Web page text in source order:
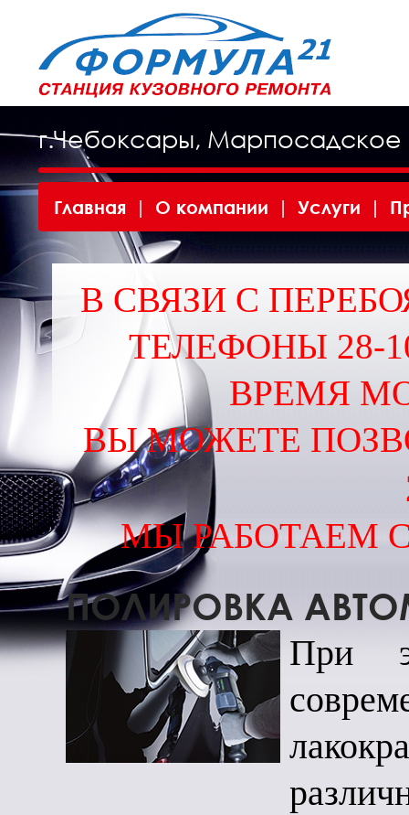
г.Чебоксары,
Главная | О компании | Услуги |
В СВЯЗИ С
ТЕЛЕФОНЫ 28-
ВРЕМЯ
ВЫ МОЖЕТЕ
МЫ РАБОТАЕМ
ПОЛИРОВКА
При